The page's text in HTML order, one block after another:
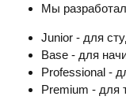
Мы
Junior - для
Base - для
Professional -
Premium - для